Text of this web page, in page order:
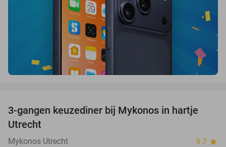
42%
3-gangen keuzediner bij Mykonos in hartje
Utrecht
Mykonos Utrecht 9.7 star